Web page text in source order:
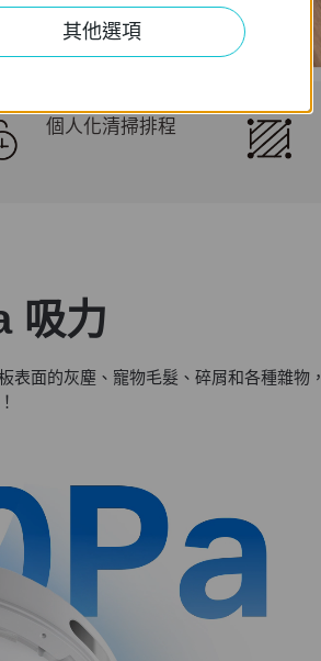
個人化清掃排程
吸力
表面的灰塵、寵物毛髮、碎屑和各種雜物，
其他選項